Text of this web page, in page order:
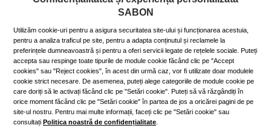
Lansată la începutul anului 2016, prima colecție de produse
antirid marca Sabon și-a cucerit deja o clientelă fidelă în
rândul femeilor pentru care trecerea timpului are menirea să
lase urme memorabile în suflet, nu și pe chip.Linia SABON
Anti-Ageingprevine și tratează ridurile în mod revoluționar,
prin două ingrediente extrem de active: Platinum Matrix EM şi
BONT-L Peptide. Sună SF, dar e realitate și știință pură a zilelor
SABON
Utilizăm cookie-uri pentru a asigura securitatea site-ului și funcționarea acestuia,
pentru a analiza traficul pe site, pentru a adapta conținutul și reclamele la
preferințele dumneavoastră și pentru a oferi servicii legate de rețelele sociale. Puteți
accepta sau respinge toate tipurile de module cookie făcând clic pe "Accept
cookies" sau "Reject cookies", în acest din urmă caz, vor fi utilizate doar modulele
cookie strict necesare. De asemenea, puteți alege categoriile de module cookie pe
care doriți să le activați făcând clic pe "Setări cookie". Puteți să vă răzgândiți în
orice moment făcând clic pe "Setări cookie" în partea de jos a oricărei pagini de pe
site-ul nostru. Pentru mai multe informații, faceți clic pe "Setări cookie" sau
consultați Politica noastră de confidențialitate